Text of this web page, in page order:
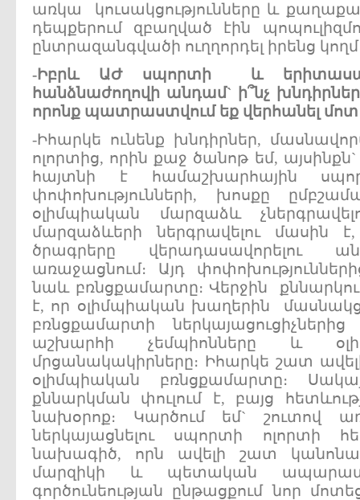
առկա կուսակցությունները և
դեպքերում զբաղված էին
ընտրազանգվածի ուղղորդել իրենց
-Իբրև ԱԺ սպորտի և
հանձնաժողովի անդամ` ի՞նչ
խնդիրներ
որոնք պատրաստվում եք վերհանել մոտ
-Իհարկե ունենք խնդիրներ,
ոլորտից, որին քաջ ծանոթ եմ,
հայտնի է համաշխարհային
փոփոխությունների, խոսքը
օլիմպիական մարզաձև
մարզաձևերի ներգրավելու մասին
ծրագրերը վերադասավորելու
առաջացնում։ Այդ
նաև բռնցքամարտը։ Վերջին
է, որ օլիմպիական խաղերին
բռնցքամարտի
աշխարհի չեմպիոնները և
մրցանակակիրները։ Իհարկե շատ
օլիմպիական բռնցքամարտը։
քննարկման փուլում է, բայց
նախօրոք։ Կարծում եմ` շուտով
ներկայացնելու սպորտի ոլորտի
նախագիծ, որն ավելի շատ
մարզիկի և պետական
գործունեության ընթացքում նոր